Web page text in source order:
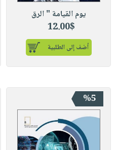
يوم القيامة " الرق
12.00$
أضف إلى الطلبية
%5